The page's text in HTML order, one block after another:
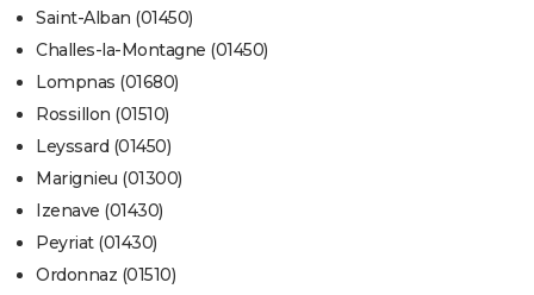
Saint-Alban (01450)
Challes-la-Montagne (01450)
Lompnas (01680)
Rossillon (01510)
Leyssard (01450)
Marignieu (01300)
Izenave (01430)
Peyriat (01430)
Ordonnaz (01510)